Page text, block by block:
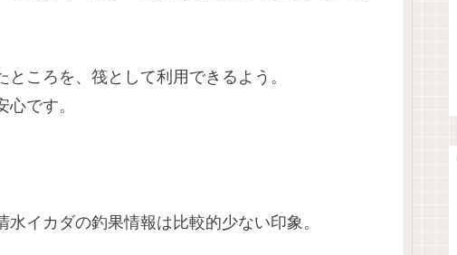
ころを、筏として利用できるよう。
です。
イカダの釣果情報は比較的少ない印象。